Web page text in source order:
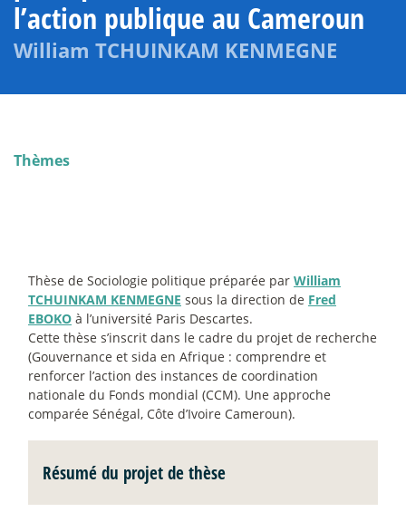
l’action publique au Cameroun
William TCHUINKAM KENMEGNE
Thèmes
Thèse de Sociologie politique préparée par William
TCHUINKAM KENMEGNE sous la direction de Fred
EBOKO à l’université Paris Descartes.
Cette thèse s’inscrit dans le cadre du projet de recherche
(Gouvernance et sida en Afrique : comprendre et
renforcer l’action des instances de coordination
nationale du Fonds mondial (CCM). Une approche
comparée Sénégal, Côte d’Ivoire Cameroun).
Résumé du projet de thèse